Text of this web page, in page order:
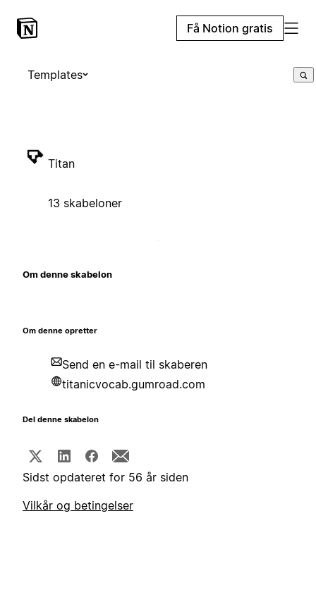
Få Notion gratis
Templates
Titan
13 skabeloner
Om denne skabelon
Om denne opretter
Send en e-mail til skaberen
titanicvocab.gumroad.com
Del denne skabelon
Sidst opdateret for 56 år siden
Vilkår og betingelser